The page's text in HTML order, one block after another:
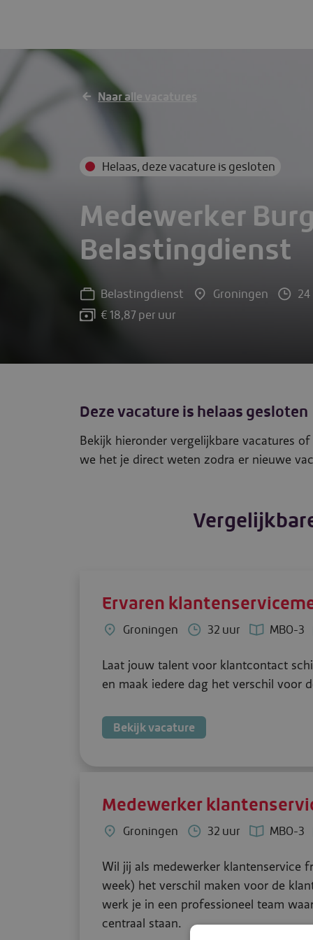
Naar alle vacatures
Helaas, deze vacature is gesloten
Medewerker
Belastingdienst
Belastingdienst Groningen
€ 18,87 per uur
Deze vacature is helaas gesloten
Bekijk hieronder vergelijkbare vacatures
we het je direct weten zodra er nieuwe
Ervaren
Groningen 32 uur MBO-3
Laat jouw talent voor klantcontact
en maak iedere dag het verschil voor
Bekijk vacature
Medewerker
Groningen 32 uur MBO-3
Wil jij als medewerker klantenservice
week) het verschil maken voor de
werk je in een professioneel team
centraal staan.